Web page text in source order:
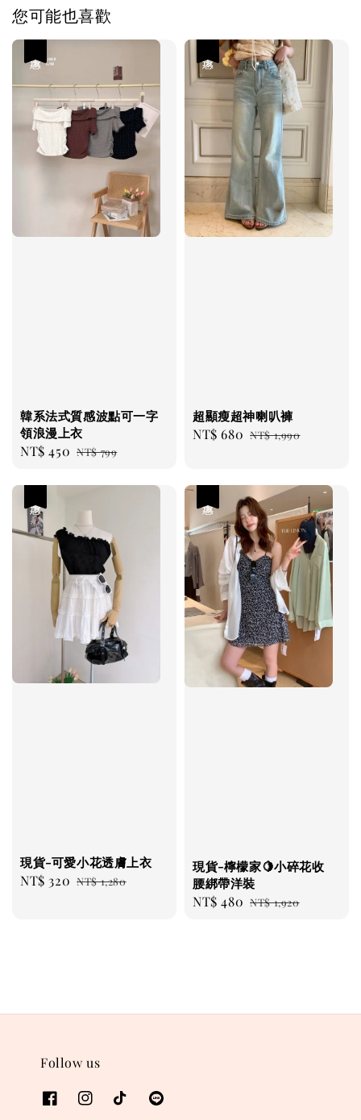
您可能也喜歡
韓系法式質感波點可一字
領浪漫上衣
Sale
NT$ 450 Regular
NT$ 799
超顯瘦超神喇叭褲
Sale
NT$ 680 Regular
NT$ 1,990
現貨-可愛小花透膚上衣
Sale
NT$ 320 Regular
NT$ 1,280
現貨-檸檬家🍋小碎花收
腰綁帶洋裝
Sale
NT$ 480 Regular
NT$ 1,920
Follow us